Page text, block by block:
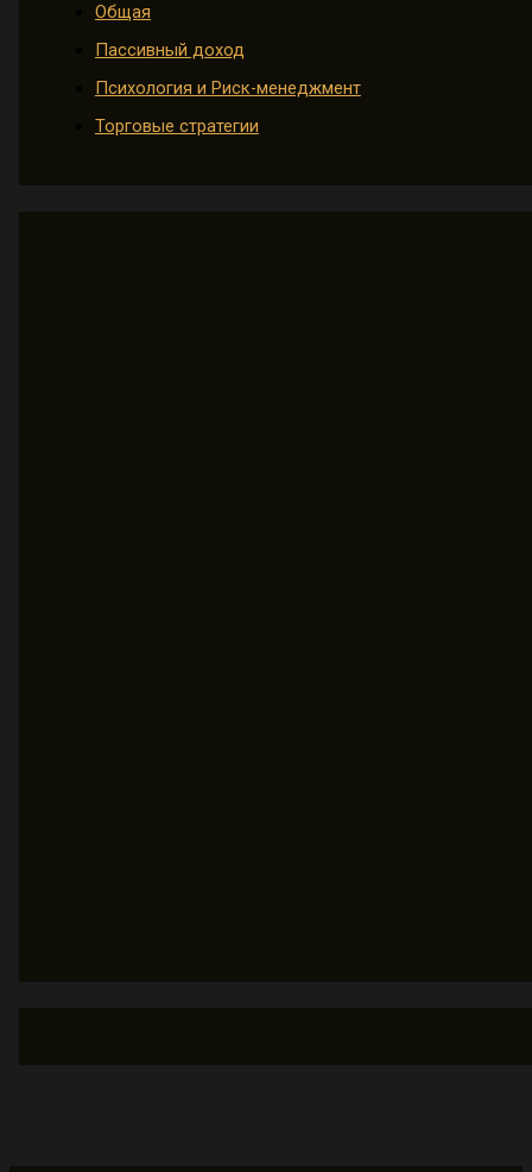
Общая
Пассивный доход
Психология и Риск-менеджмент
Торговые стратегии